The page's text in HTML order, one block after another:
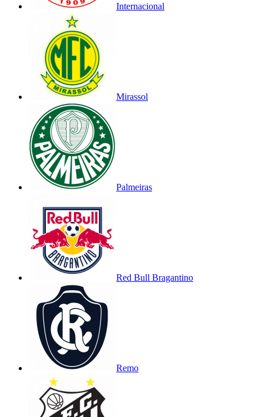
Internacional
Mirassol
Palmeiras
Red Bull Bragantino
Remo